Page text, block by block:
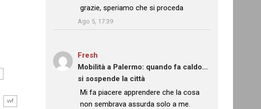
vvf
: “
grazie, speriamo che si proceda
Ago 5, 17:39
Fresh
Mobilità a Palermo: quando fa caldo…
si sospende la città
: “
Mi fa piacere apprendere che la cosa
non sembrava assurda solo a me.